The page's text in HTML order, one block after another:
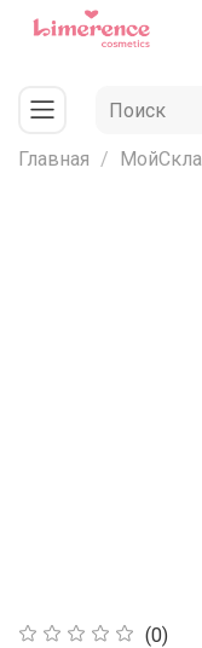
Главная
(0)